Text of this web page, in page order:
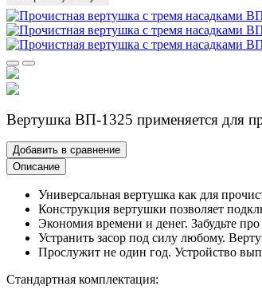
Вертушка ВП-1325 применяется для
Добавить в сравнение
Описание
Универсальная вертушка как для
Конструкция вертушки позволяет
Экономия времени и денег. Забудьте
Устранить засор под силу любому.
Прослужит не один год. Устройство
Стандартная комплектация: